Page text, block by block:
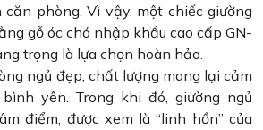
phòng. Vì vậy, một chiếc giường
gỗ óc chó nhập khẩu cao cấp GN-
trọng là lựa chọn hoàn hảo.
ngủ đẹp, chất lượng mang lại cảm
yên. Trong khi đó, giường ngủ
điểm, được xem là “linh hồn” của